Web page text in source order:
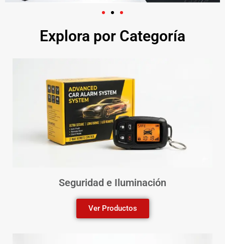
Explora por Categoría
Seguridad e Iluminación
Ver Productos